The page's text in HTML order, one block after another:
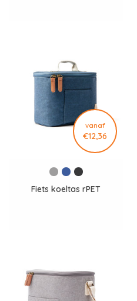
vanaf
€12,36
Fiets koeltas rPET